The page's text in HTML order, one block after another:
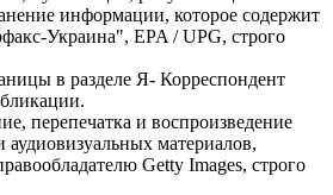
информации, которое содержит
Украина", EPA / UPG, строго
в разделе Я- Корреспондент
перепечатка и воспроизведение
материалов,
Getty Images, строго